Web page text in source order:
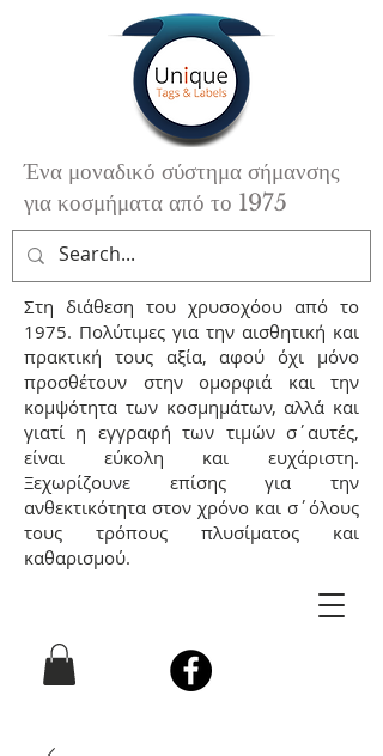
Ένα μοναδικό σύστημα σήμανσης
για κοσμήματα από το 1975
Στη διάθεση του χρυσοχόου από το
1975. Πολύτιμες για την αισθητική και
πρακτική τους αξία, αφού όχι μόνο
προσθέτουν στην ομορφιά και την
κομψότητα των κοσμημάτων, αλλά και
γιατί η εγγραφή των τιμών σ΄αυτές,
είναι εύκολη και ευχάριστη.
Ξεχωρίζουνε επίσης για την
ανθεκτικότητα στον χρόνο και σ΄όλους
τους τρόπους πλυσίματος και
καθαρισμού.